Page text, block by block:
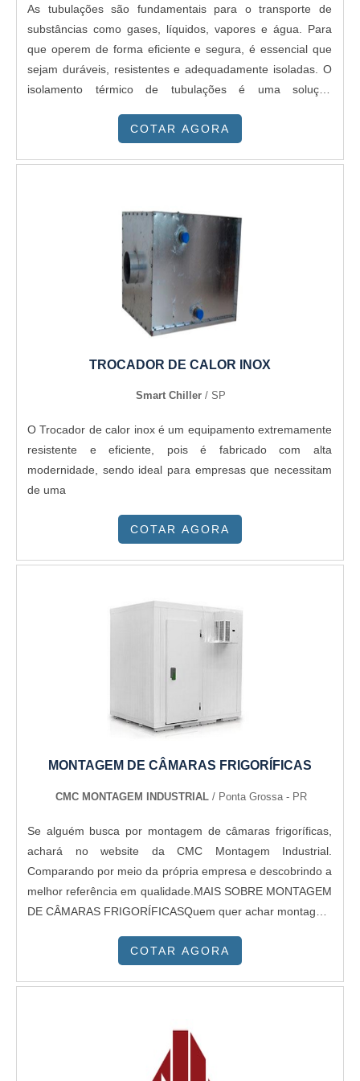
As tubulações são fundamentais para o transporte de
substâncias como gases, líquidos, vapores e água. Para
que operem de forma eficiente e segura, é essencial que
sejam duráveis, resistentes e adequadamente isoladas. O
isolamento térmico de tubulações é uma solução
às necessidades de cada aplicação.
COTAR AGORA
TROCADOR DE CALOR INOX
Smart Chiller / SP
O Trocador de calor inox é um equipamento extremamente
resistente e eficiente, pois é fabricado com alta
modernidade, sendo ideal para empresas que necessitam
de uma
COTAR AGORA
MONTAGEM DE CÂMARAS FRIGORÍFICAS
CMC MONTAGEM INDUSTRIAL/ Ponta Grossa - PR
Se alguém busca por montagem de câmaras frigoríficas,
achará no website da CMC Montagem Industrial.
Comparando por meio da própria empresa e descobrindo a
melhor referência em qualidade.MAIS SOBRE MONTAGEM
DE CÂMARAS FRIGORÍFICASQuem quer achar montagem
segurança, encontra na internet a CMC Montagem
tratando-se de montagem de câmaras frigoríficas, deve-se
ter a exatidão em orçar com organizações que prezam por
produtos e serviços que tenham ótima qualidade e
COTAR AGORA